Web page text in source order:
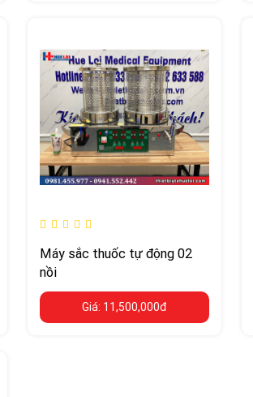
Máy sắc thuốc tự động 02
nồi
Giá: 11,500,000đ